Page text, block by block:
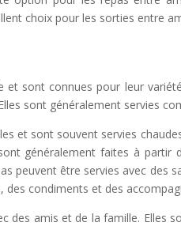
choix pour les sorties entre
sont connues pour leur
sont généralement servies
et sont souvent servies
généralement faites à partir
peuvent être servies avec des
condiments et des
des amis et de la famille. Elles